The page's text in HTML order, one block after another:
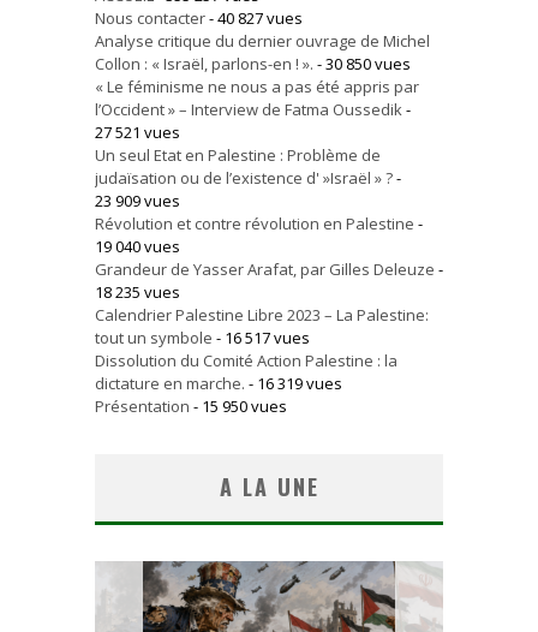
Nous contacter- 40 827 vues
Analyse critique du dernier ouvrage de Michel
Collon : « Israël, parlons-en ! ». - 30 850 vues
« Le féminisme ne nous a pas été appris par
l’Occident » – Interview de Fatma Oussedik -
27 521 vues
Un seul Etat en Palestine : Problème de
judaïsation ou de l’existence d' »Israël » ?-
23 909 vues
Révolution et contre révolution en Palestine -
19 040 vues
Grandeur de Yasser Arafat, par Gilles Deleuze -
18 235 vues
Calendrier Palestine Libre 2023 – La Palestine:
tout un symbole - 16 517 vues
Dissolution du Comité Action Palestine : la
dictature en marche. - 16 319 vues
Présentation - 15 950 vues
A LA UNE